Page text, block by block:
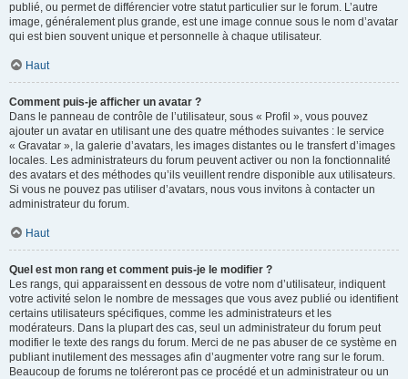
publié, ou permet de différencier votre statut particulier sur le forum. L’autre
image, généralement plus grande, est une image connue sous le nom d’avatar
qui est bien souvent unique et personnelle à chaque utilisateur.
Haut
Comment puis-je afficher un avatar ?
Dans le panneau de contrôle de l’utilisateur, sous « Profil », vous pouvez
ajouter un avatar en utilisant une des quatre méthodes suivantes : le service
« Gravatar », la galerie d’avatars, les images distantes ou le transfert d’images
locales. Les administrateurs du forum peuvent activer ou non la fonctionnalité
des avatars et des méthodes qu’ils veuillent rendre disponible aux utilisateurs.
Si vous ne pouvez pas utiliser d’avatars, nous vous invitons à contacter un
administrateur du forum.
Haut
Quel est mon rang et comment puis-je le modifier ?
Les rangs, qui apparaissent en dessous de votre nom d’utilisateur, indiquent
votre activité selon le nombre de messages que vous avez publié ou identifient
certains utilisateurs spécifiques, comme les administrateurs et les
modérateurs. Dans la plupart des cas, seul un administrateur du forum peut
modifier le texte des rangs du forum. Merci de ne pas abuser de ce système en
publiant inutilement des messages afin d’augmenter votre rang sur le forum.
Beaucoup de forums ne toléreront pas ce procédé et un administrateur ou un